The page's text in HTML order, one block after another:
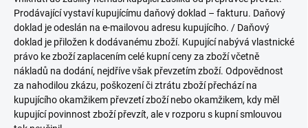
Prodávající vystaví kupujícímu daňový doklad – fakturu. Daňový
doklad je odeslán na e-mailovou adresu kupujícího. / Daňový
doklad je přiložen k dodávanému zboží. Kupující nabývá vlastnické
právo ke zboží zaplacením celé kupní ceny za zboží včetně
nákladů na dodání, nejdříve však převzetím zboží. Odpovědnost
za nahodilou zkázu, poškození či ztrátu zboží přechází na
kupujícího okamžikem převzetí zboží nebo okamžikem, kdy měl
kupující povinnost zboží převzít, ale v rozporu s kupní smlouvou